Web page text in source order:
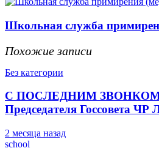
Школьная служба
Похожие записи
Без категории
С ПОСЛЕДНИМ ЗВОНКОМ!!!
Председателя Госсовета ЧР
2 месяца назад
school